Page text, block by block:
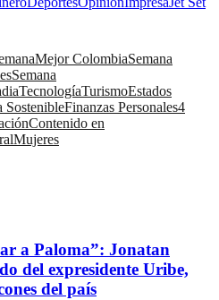
Mejor ColombiaSemana
Semana
TecnologíaTurismoEstados
SostenibleFinanzas Personales4
Contenido en
Mujeres
a Paloma”: Jonatan
del expresidente Uribe,
del país